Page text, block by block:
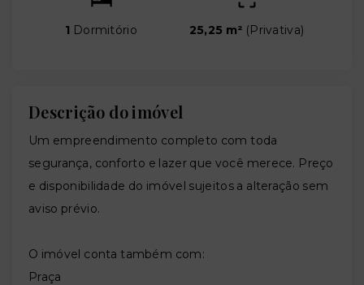
1 Dormitório 25,25 m² (Privativa)
Descrição do imóvel
Um empreendimento completo com toda
segurança, conforto e lazer que você merece. Preço
e disponibilidade do imóvel sujeitos a alteração sem
aviso prévio.
O imóvel conta também com:
Praça